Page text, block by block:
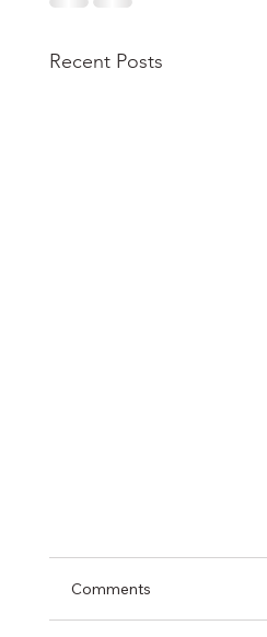
Recent Posts
Comments